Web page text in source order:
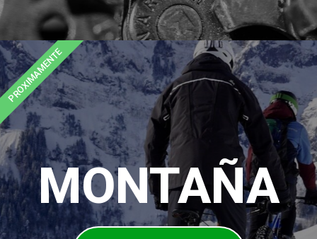
MONTAÑA
PROXIMAMENTE